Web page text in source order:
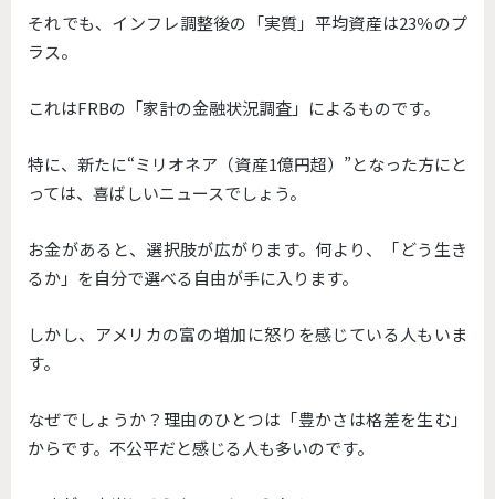
それでも、インフレ調整後の「実質」平均資産は23％のプ
ラス。
これはFRBの「家計の金融状況調査」によるものです。
特に、新たに“ミリオネア（資産1億円超）”となった方にと
っては、喜ばしいニュースでしょう。
お金があると、選択肢が広がります。何より、「どう生き
るか」を自分で選べる自由が手に入ります。
しかし、アメリカの富の増加に怒りを感じている人もいま
す。
なぜでしょうか？理由のひとつは「豊かさは格差を生む」
からです。不公平だと感じる人も多いのです。